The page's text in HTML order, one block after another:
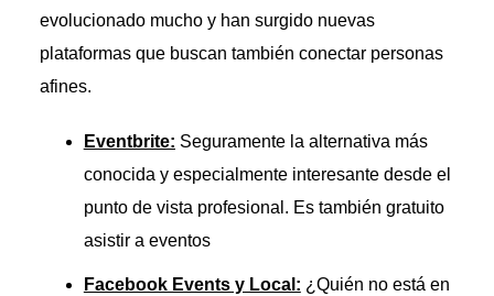
evolucionado mucho y han surgido nuevas
plataformas que buscan también conectar personas
afines.
Eventbrite: Seguramente la alternativa más
conocida y especialmente interesante desde el
punto de vista profesional. Es también gratuito
asistir a eventos
Facebook Events y Local: ¿Quién no está en